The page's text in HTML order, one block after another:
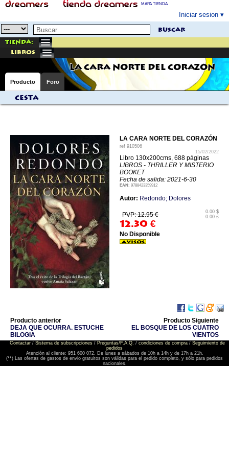
MAPA TIENDA
Iniciar sesion
buscar
Tienda:
libros
LA CARA NORTE DEL CORAZÓN
Producto Foro
Cesta
LA CARA NORTE DEL CORAZÓN
ref 910506
15/02/2022
Libro 130x200cms, 688 páginas
LIBROS - THRILLER Y MISTERIO
BOOKET
Fecha de salida: 2021-6-30
EAN: 9788423359912
Autor: Redondo; Dolores
PVP: 12.95 €
12.30 €
0.00 $
0.00 £
No Disponible
Producto anterior
DEJA QUE OCURRA. ESTUCHE
BILOGIA
Producto Siguiente
EL BOSQUE DE LOS CUATRO
VIENTOS
Contactar/ Sistema de subscripciones/ Preguntas/F.A.Q. / condiciones de compra/ Seguimiento de
pedidos
Atención al cliente: 951 600 072. De lunes a sábados de 10h a 14h y de 17h a 21h.
(**) Las ofertas de gastos de envio gratuitos son válidas para el pedido completo, y sólo para pedidos
nacionales.